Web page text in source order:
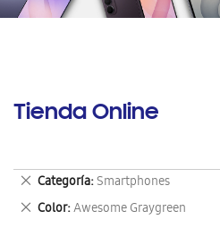
Tienda Online
Categoría Smartphones
Eliminar
este
artículo
Color Awesome Graygreen
Eliminar